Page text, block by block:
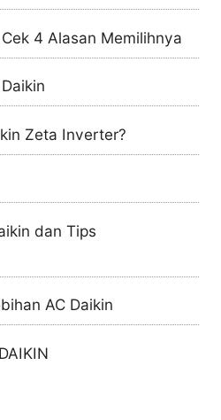
4 Alasan Memilihnya
Zeta Inverter?
dan Tips
AC Daikin